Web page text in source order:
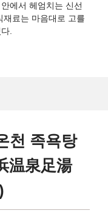
에서 헤엄치는 신선
재료는 마음대로 고를
.
천 족욕탕
温泉足湯